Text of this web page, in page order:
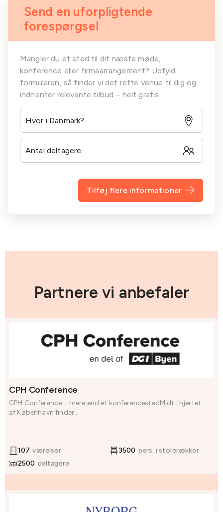
Send en uforpligtende
forespørgsel
Mangler du et sted til dit næste møde,
konference eller firmaarrangement? Udfyld
formularen, så finder vi det rette venue til dig og
indhenter relevante tilbud – helt gratis.
Tilføj flere informationer
Partnere vi anbefaler
CPH Conference
CPH Conference – mere end et konferencestedMidt i hjertet
af København finder...
107 værelser 3500 pers. i stolerækker
2500 deltagere